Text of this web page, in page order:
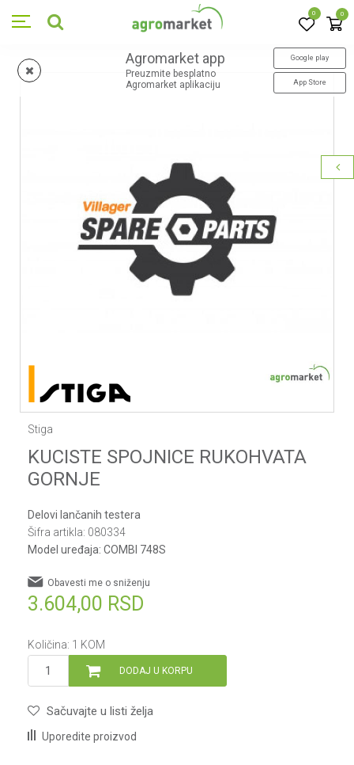
0 0
Agromarket app
Preuzmite besplatno
Agromarket aplikaciju
Google play
App Store
Stiga
KUCISTE SPOJNICE RUKOHVATA
GORNJE
Delovi lančanih testera
Šifra artikla: 080334
Model uređaja: COMBI 748S
3.604,00 RSD
Obavesti me o sniženju
Količina: 1 KOM
DODAJ U KORPU
Sačuvajte u listi želja
Uporedite proizvod